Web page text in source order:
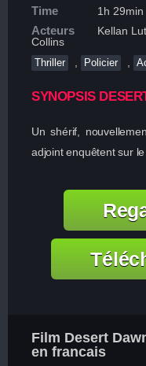
Time 1h 29min
Acteurs
Kellan
Collins
Thriller Policier
SYNOPSIS
Un shérif,
adjoint enquêtent sur
Film Desert
en francais